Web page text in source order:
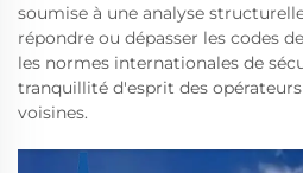
soumise à une analyse
répondre ou dépasser les codes
les normes internationales de
tranquillité d'esprit des
voisines.